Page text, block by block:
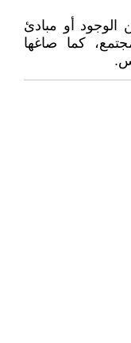
الوجود أو مبادئ
كما صاغها